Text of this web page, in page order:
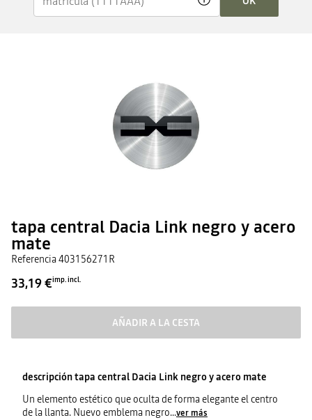
tapa central Dacia Link negro y acero
mate
Referencia403156271R
33,19 €imp. incl.
AÑADIR A LA CESTA
descripcióntapa central Dacia Link negro y acero mate
Un elemento estético que oculta de forma elegante el centro
de la llanta. Nuevo emblema negro...ver más